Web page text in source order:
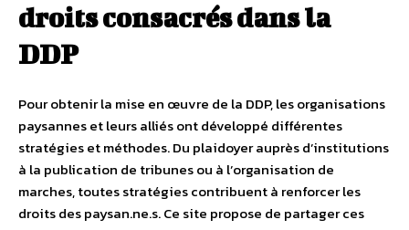
droits consacrés dans la
DDP
Pour obtenir la mise en œuvre de la DDP, les organisations
paysannes et leurs alliés ont développé différentes
stratégies et méthodes. Du plaidoyer auprès d’institutions
à la publication de tribunes ou à l’organisation de
marches, toutes stratégies contribuent à renforcer les
droits des paysan.ne.s. Ce site propose de partager ces